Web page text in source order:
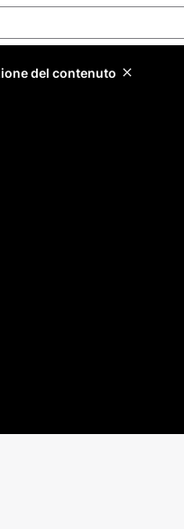
del contenuto